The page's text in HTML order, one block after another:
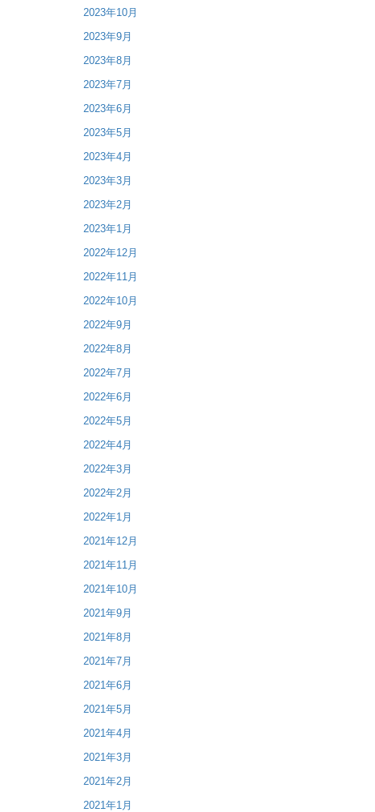
2023年10月
2023年9月
2023年8月
2023年7月
2023年6月
2023年5月
2023年4月
2023年3月
2023年2月
2023年1月
2022年12月
2022年11月
2022年10月
2022年9月
2022年8月
2022年7月
2022年6月
2022年5月
2022年4月
2022年3月
2022年2月
2022年1月
2021年12月
2021年11月
2021年10月
2021年9月
2021年8月
2021年7月
2021年6月
2021年5月
2021年4月
2021年3月
2021年2月
2021年1月